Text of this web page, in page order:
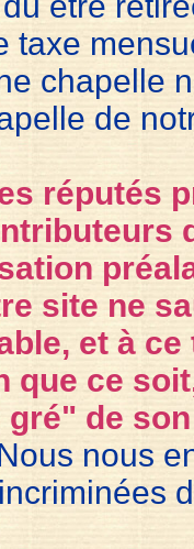
taxe
chapelle
de
réputés
site ne
et à
que ce
de
nous